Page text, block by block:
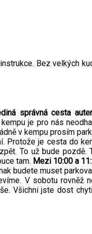
Bez velkých
správná cesta
je pro nás
v kempu prosím
Protože je cesta do
To už bude
tam. Mezi 10:00 a
budete muset
V sobotu rovněž
Všichni jste dost